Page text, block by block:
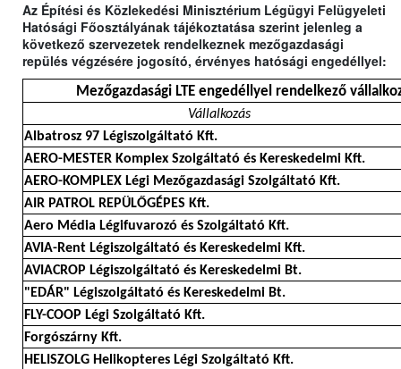
Az Építési és Közlekedési Minisztérium Légügyi Felügyeleti
Hatósági Főosztályának tájékoztatása szerint jelenleg a
következő szervezetek rendelkeznek mezőgazdasági
repülés végzésére jogosító, érvényes hatósági engedéllyel:
Mezőgazdasági LTE engedéllyel rendelkező
Vállalkozás
Albatrosz 97 Légiszolgáltató Kft.
AERO-MESTER Komplex Szolgáltató és Kereskedelmi Kft.
AERO-KOMPLEX Légi Mezőgazdasági Szolgáltató Kft.
AIR PATROL REPÜLŐGÉPES Kft.
Aero Média Légifuvarozó és Szolgáltató Kft.
AVIA-Rent Légiszolgáltató és Kereskedelmi Kft.
AVIACROP Légiszolgáltató és Kereskedelmi Bt.
"EDÁR" Légiszolgáltató és Kereskedelmi Bt.
FLY-COOP Légi Szolgáltató Kft.
Forgószárny Kft.
HELISZOLG Helikopteres Légi Szolgáltató Kft.